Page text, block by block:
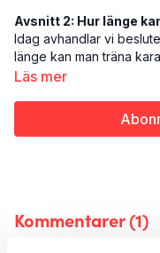
Avsnitt 2: Hur länge
Idag avhandlar vi
länge kan man träna
kläderna som börjar
Läs mer
Kommentarer (1)